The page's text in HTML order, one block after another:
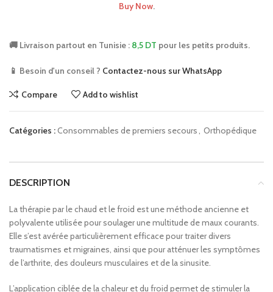
Buy Now.
🚚 Livraison partout en Tunisie : 8,5 DT pour les petits produits.
📱 Besoin d'un conseil ? Contactez-nous sur WhatsApp
Compare Add to wishlist
Catégories :Consommables de premiers secours, Orthopédique
DESCRIPTION
La thérapie par le chaud et le froid est une méthode ancienne et
polyvalente utilisée pour soulager une multitude de maux courants.
Elle s’est avérée particulièrement efficace pour traiter divers
traumatismes et migraines, ainsi que pour atténuer les symptômes
de l’arthrite, des douleurs musculaires et de la sinusite.
L’application ciblée de la chaleur et du froid permet de stimuler la